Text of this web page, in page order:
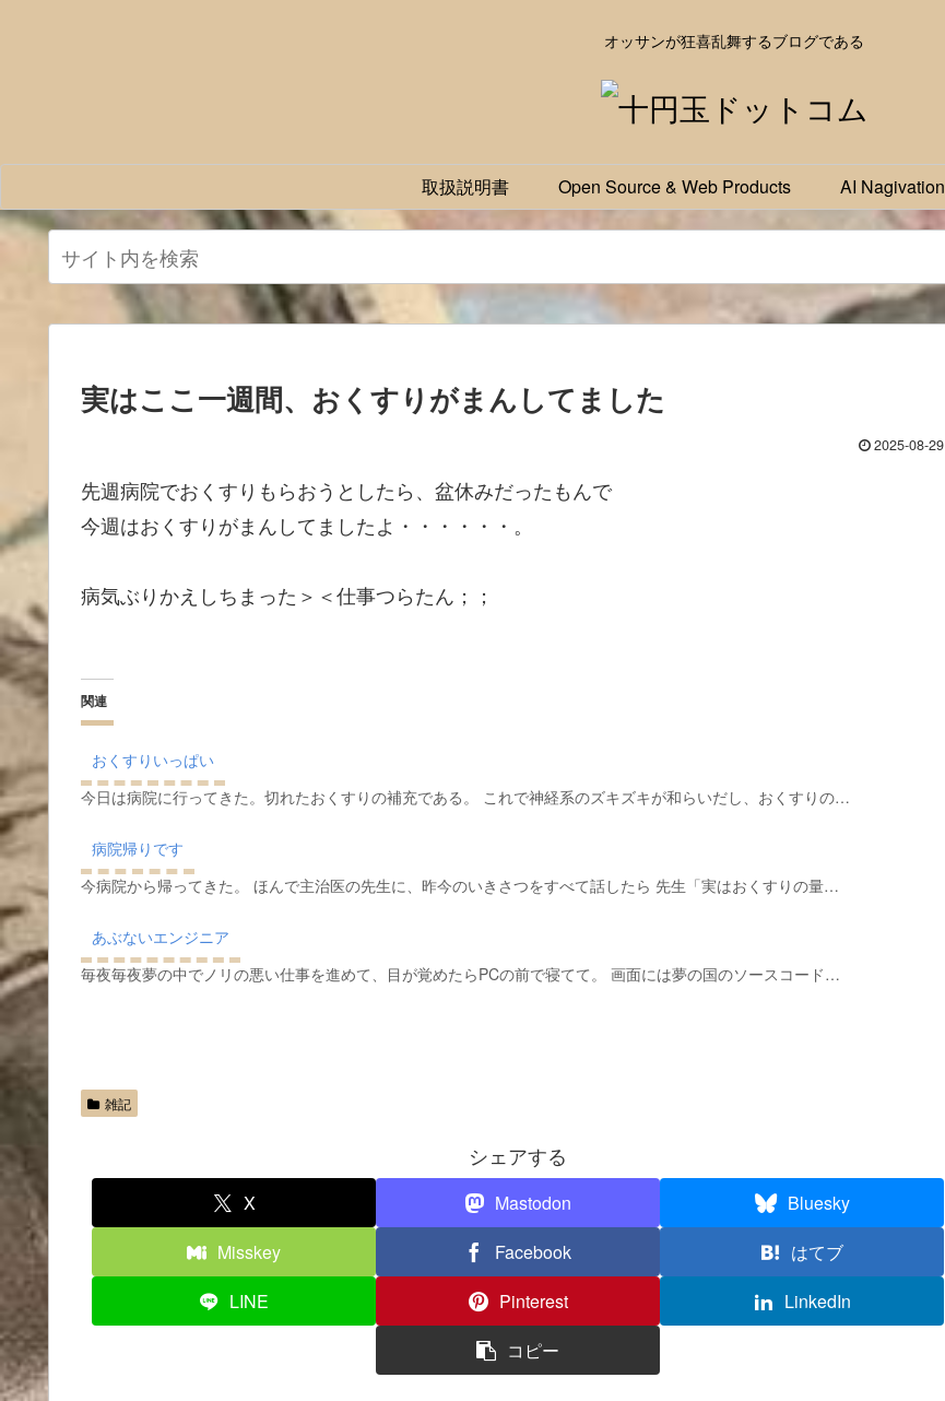
オッサンが狂喜乱舞するブログである
取扱説明書 Open Source & Web Products AI Nagivation
実はここ一週間、おくすりがまんしてました
2025-08-29
先週病院でおくすりもらおうとしたら、盆休みだったもんで
今週はおくすりがまんしてましたよ・・・・・・。
病気ぶりかえしちまった＞＜仕事つらたん；；
関連
おくすりいっぱい
今日は病院に行ってきた。切れたおくすりの補充である。 これで神経系のズキズキが和らいだし、おくすりの…
病院帰りです
今病院から帰ってきた。 ほんで主治医の先生に、昨今のいきさつをすべて話したら 先生「実はおくすりの量…
あぶないエンジニア
毎夜毎夜夢の中でノリの悪い仕事を進めて、目が覚めたらPCの前で寝てて。 画面には夢の国のソースコード…
雑記
シェアする
X Mastodon
Bluesky
Misskey
Facebook
はてブ
LINE
Pinterest
LinkedIn
コピー